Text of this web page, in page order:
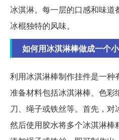
冰淇淋。每一层的口感和味
冰棍独特的风味。
如何用冰淇淋棒做成一个
利用冰淇淋棒制作挂件是一种
准备材料包括冰淇淋棒、色彩
刀、绳子或铁丝等。首先，对
然后使用胶水将多个冰淇淋棒